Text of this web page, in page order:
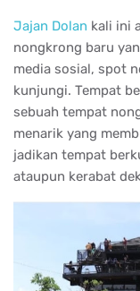
Jajan Dolan kali ini
nongkrong baru
media sosial, spot
kunjungi. Tempat
sebuah tempat
menarik yang
jadikan tempat
ataupun kerabat